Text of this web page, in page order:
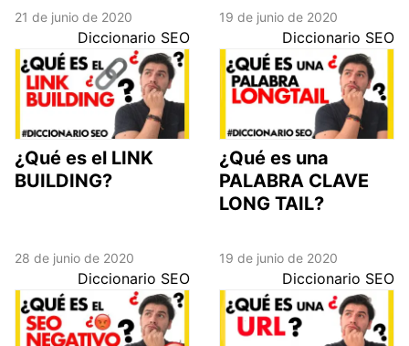
21 de junio de 2020
Diccionario SEO
¿Qué es el LINK
BUILDING?
19 de junio de 2020
Diccionario SEO
¿Qué es una
PALABRA CLAVE
LONG TAIL?
28 de junio de 2020
Diccionario SEO
19 de junio de 2020
Diccionario SEO